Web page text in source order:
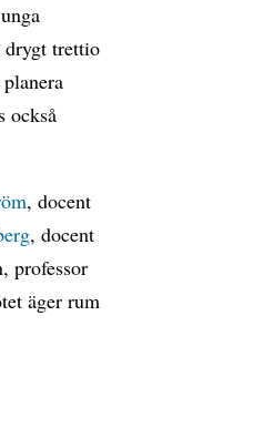
drygt trettio
också
, docent
, docent
professor
äger rum